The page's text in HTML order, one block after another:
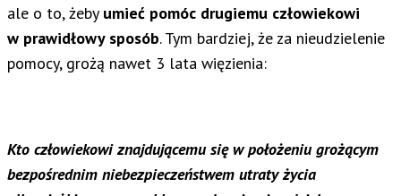
ale o to, żeby umieć pomóc drugiemu człowiekowi
w prawidłowy sposób. Tym bardziej, że za nieudzielenie
pomocy, grożą nawet 3 lata więzienia:
Kto człowiekowi znajdującemu się w położeniu grożącym
bezpośrednim niebezpieczeństwem utraty życia